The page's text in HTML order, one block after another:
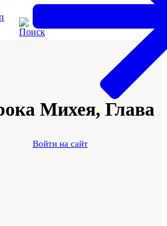
Войти на сайт
Михея, Глава